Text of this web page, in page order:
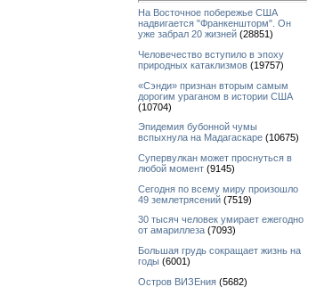
На Восточное побережье США
надвигается "Франкеншторм". Он
уже забрал 20 жизней (28851)
Человечество вступило в эпоху
природных катаклизмов (19757)
«Сэнди» признан вторым самым
дорогим ураганом в истории США
(10704)
Эпидемия бубонной чумы
вспыхнула на Мадагаскаре (10675)
Супервулкан может проснуться в
любой момент (9145)
Сегодня по всему миру произошло
49 землетрясений (7519)
30 тысяч человек умирает ежегодно
от амариллеза (7093)
Большая грудь сокращает жизнь на
годы (6001)
Остров ВИЗЕния (5682)